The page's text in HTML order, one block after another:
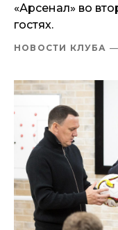
«Арсенал» во
гостях.
НОВОСТИ КЛУБА —